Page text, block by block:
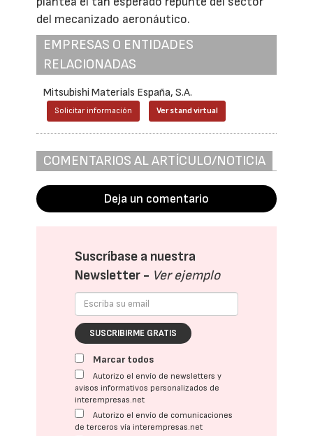
del mecanizado aeronáutico.
EMPRESAS O ENTIDADES
RELACIONADAS
Mitsubishi Materials España, S.A.
Solicitar información Ver stand virtual
COMENTARIOS AL ARTÍCULO/NOTICIA
Deja un comentario
Suscríbase a nuestra
Newsletter - Ver ejemplo
SUSCRIBIRME GRATIS
Marcar todos
Autorizo el envío de newsletters y
avisos informativos personalizados de
interempresas.net
Autorizo el envío de comunicaciones
de terceros vía interempresas.net